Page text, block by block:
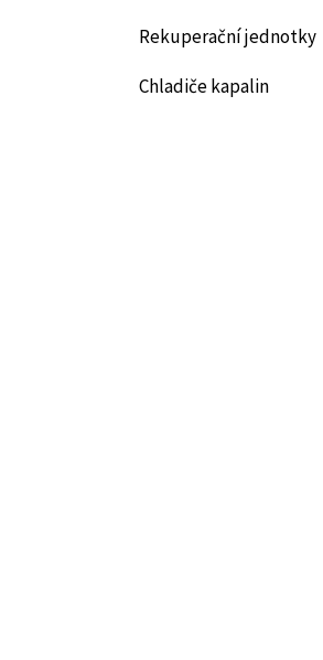
Rekuperační jednotky
Chladiče kapalin